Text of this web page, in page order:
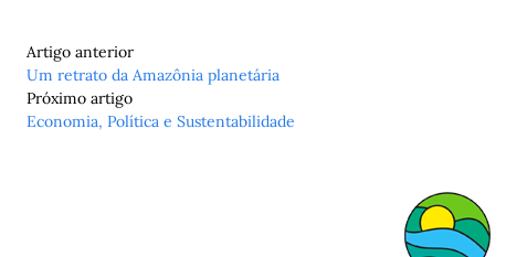
Artigo anterior
Um retrato da Amazônia planetária
Próximo artigo
Economia, Política e Sustentabilidade